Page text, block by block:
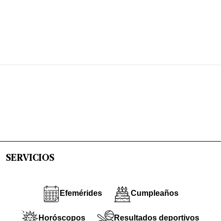
SERVICIOS
Efemérides Cumpleaños
Horóscopos Resultados deportivos